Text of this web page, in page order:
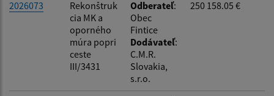
2026073
Rekonštruk
cia MK a
oporného
múra popri
ceste
III/3431
Odberateľ:
Obec
Fintice
Dodávateľ:
C.M.R.
Slovakia,
s.r.o.
250 158.05 €